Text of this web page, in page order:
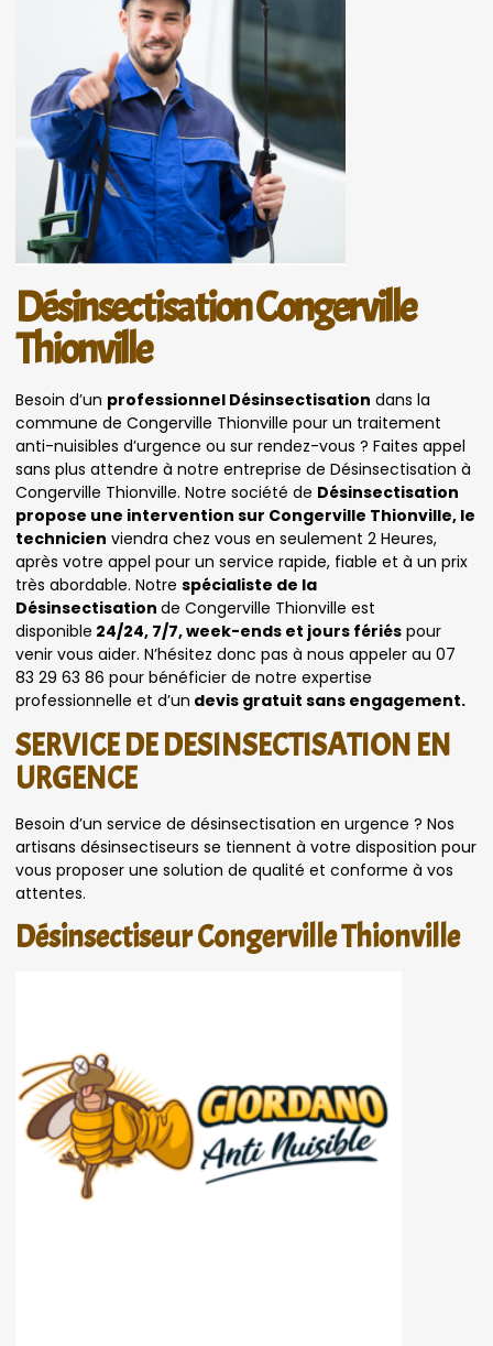
Désinsectisation Congerville
Thionville
Besoin d’un professionnel Désinsectisation dans la
commune de Congerville Thionville pour un traitement
anti-nuisibles d’urgence ou sur rendez-vous ? Faites appel
sans plus attendre à notre entreprise de Désinsectisation à
Congerville Thionville. Notre société de Désinsectisation
propose une intervention sur Congerville Thionville, le
technicien viendra chez vous en seulement 2 Heures,
après votre appel pour un service rapide, fiable et à un prix
très abordable. Notre spécialiste de la
Désinsectisation de Congerville Thionville est
disponible 24/24, 7/7, week-ends et jours fériés pour
venir vous aider. N’hésitez donc pas à nous appeler au 07
83 29 63 86 pour bénéficier de notre expertise
professionnelle et d’un devis gratuit sans engagement.
SERVICE DE DESINSECTISATION EN
URGENCE
Besoin d’un service de désinsectisation en urgence ? Nos
artisans désinsectiseurs se tiennent à votre disposition pour
vous proposer une solution de qualité et conforme à vos
attentes.
Désinsectiseur Congerville Thionville